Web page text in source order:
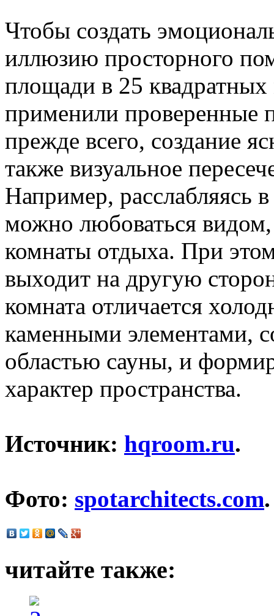
Чтобы создать
иллюзию просторного
площади в 25
применили проверенные
прежде всего, создание
также визуальное
Например, расслабляясь
можно любоваться
комнаты отдыха. При
выходит на другую
комната отличается
каменными элементами,
областью сауны, и
характер пространства.
Источник: hqroom.ru.
Фото: spotarchitects.com.
читайте также: